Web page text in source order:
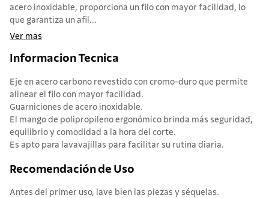
acero inoxidable, proporciona un filo con mayor facilidad, lo
que garantiza un afil...
Ver mas
Informacion Tecnica
Eje en acero carbono revestido con cromo-duro que permite
alinear el filo con mayor facilidad.
Guarniciones de acero inoxidable.
El mango de polipropileno ergonómico brinda más seguridad,
equilibrio y comodidad a la hora del corte.
Es apto para lavavajillas para facilitar su rutina diaria.
Recomendación de Uso
Antes del primer uso, lave bien las piezas y séquelas.